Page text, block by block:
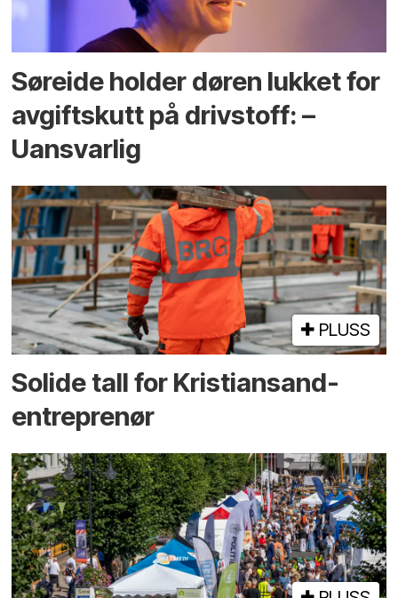
Søreide holder døren lukket for
avgiftskutt på drivstoff: –
Uansvarlig
PLUSS
Solide tall for Kristiansand-
entreprenør